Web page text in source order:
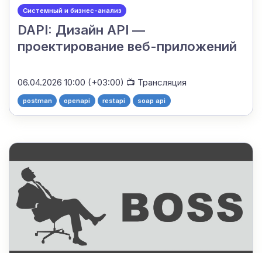
Системный и бизнес-анализ
DAPI: Дизайн API —
проектирование веб-приложений
06.04.2026 10:00 (+03:00) 📺 Трансляция
postman openapi restapi soap api